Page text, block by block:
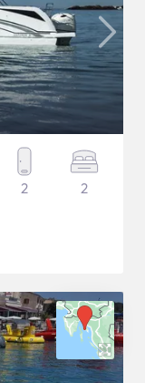
2 2